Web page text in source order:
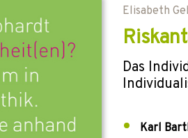
Elisabeth
Das
Karl